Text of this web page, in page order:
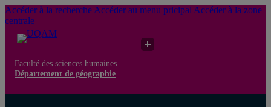
Accéder à la recherche Accéder au menu pricipal Accéder à la zone
centrale
Faculté des sciences humaines
Département de géographie